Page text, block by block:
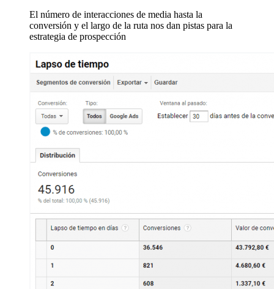
El número de interacciones de media hasta la
conversión y el largo de la ruta nos dan pistas para la
estrategia de prospección